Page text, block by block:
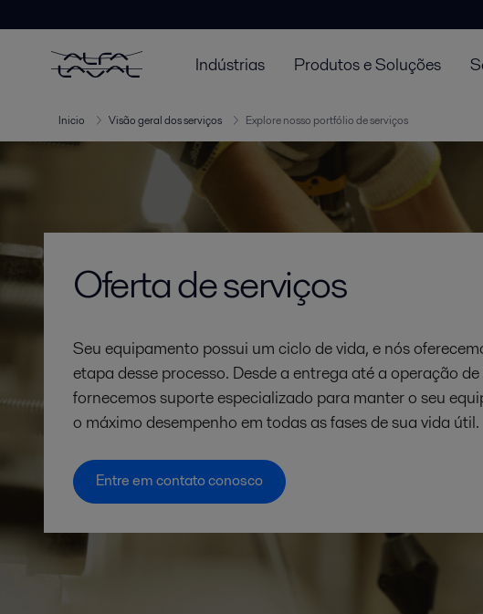
Indústrias Produtos e Soluções
Inicio Visão geral dos serviços Explore nosso portfólio de serviços
Oferta de serviços
Seu equipamento possui um ciclo de vida, e nós
etapa desse processo. Desde a entrega até a operação
fornecemos suporte especializado para manter o seu
o máximo desempenho em todas as fases de sua vida útil.
Entre em contato conosco